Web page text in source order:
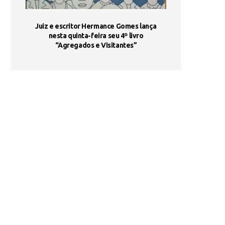
Juiz e escritor Hermance Gomes lança
nesta quinta-feira seu 4º livro
“Agregados e Visitantes”